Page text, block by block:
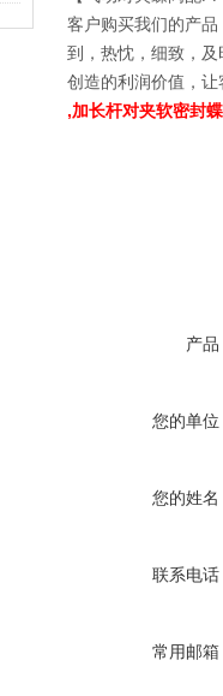
客户购买我们的产
到，热忱，细致，
创造的利润价值，
,加长杆对夹软密封
产品
您的单位
您的姓名
联系电话
常用邮箱